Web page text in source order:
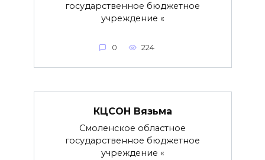
государственное бюджетное
учреждение «
0 224
КЦСОН Вязьма
Смоленское областное
государственное бюджетное
учреждение «